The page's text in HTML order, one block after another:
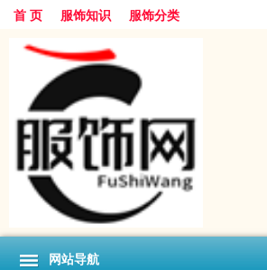
首 页 服饰知识 服饰分类
网站导航